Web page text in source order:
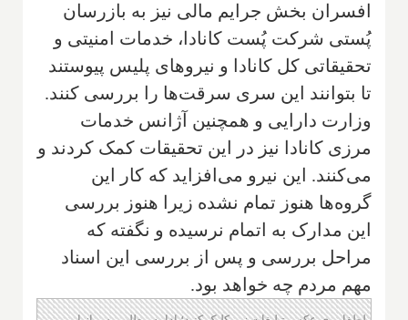
افسران بخش جرایم مالی نیز به بازرسان
پُستی شرکت پُست کانادا، خدمات امنیتی و
تحقیقاتی کل کانادا و نیروهای پلیس پیوستند
تا بتوانند این سری سرقت‌ها را بررسی کنند.
وزارت دارایی و همچنین آژانس خدمات
مرزی کانادا نیز در این تحقیقات کمک کردند و
می‌کنند. این نیرو می‌افزاید که کار این
گروه‌ها هنوز تمام نشده زیرا هنوز بررسی
این مدارک به اتمام نرسیده و نگفته که
مراحل بررسی و پس از بررسی این اسناد
مهم مردم چه خواهد بود.